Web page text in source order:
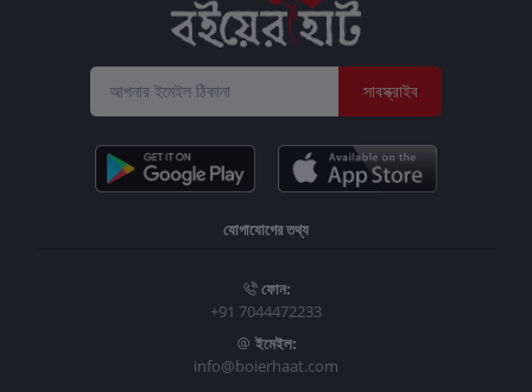
সাবস্ক্রাইব
যোগাযোগের তথ্য
ফোন:
+91 7044472233
ইমেইল:
info@boierhaat.com